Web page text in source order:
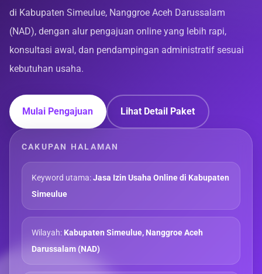
di Kabupaten Simeulue, Nanggroe Aceh Darussalam
(NAD), dengan alur pengajuan online yang lebih rapi,
konsultasi awal, dan pendampingan administratif sesuai
kebutuhan usaha.
Mulai Pengajuan Lihat Detail Paket
CAKUPAN HALAMAN
Keyword utama:Jasa Izin Usaha Online di Kabupaten
Simeulue
Wilayah: Kabupaten Simeulue, Nanggroe Aceh
Darussalam (NAD)